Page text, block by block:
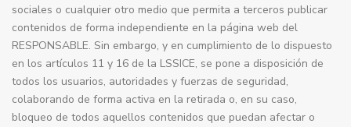
sociales o cualquier otro medio que permita a terceros publicar
contenidos de forma independiente en la página web del
RESPONSABLE. Sin embargo, y en cumplimiento de lo dispuesto
en los artículos 11 y 16 de la LSSICE, se pone a disposición de
todos los usuarios, autoridades y fuerzas de seguridad,
colaborando de forma activa en la retirada o, en su caso,
bloqueo de todos aquellos contenidos que puedan afectar o